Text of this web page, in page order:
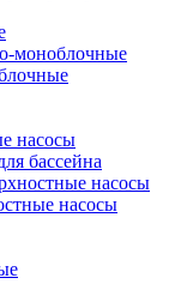
моноблочные
насосы
бассейна
насосы
насосы